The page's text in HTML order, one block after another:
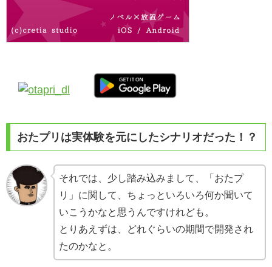
おたプリは実体験を元にしたシナリオだった！？
それでは、少し踏み込みまして、「おたプ
リ」に関して、ちょっといろいろ何か聞いて
いこうかなと思うんですけれども。
とりあえずは、どれぐらいの期間で開発され
たのかなと。